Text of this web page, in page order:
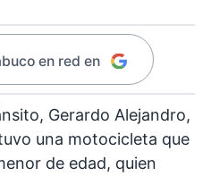
en red en
Gerardo Alejandro,
una motocicleta que
de edad, quien